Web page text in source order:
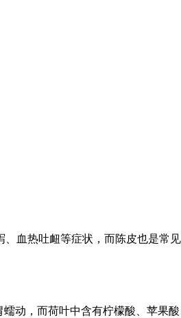
血热吐衄等症状，而陈皮也是常
动，而荷叶中含有柠檬酸、苹果